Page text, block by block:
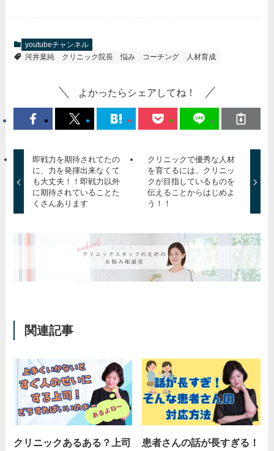
youtubeチャンネル
河井葉純
クリニック院長 悩み コーチング 人材育成
よかったらシェアしてね！
即戦力を期待されてたの
に、力を発揮出来なくて
も大丈夫！！即戦力以外
に期待されていることた
くさんあります
クリニックで優秀な人材
を育てるには、クリニッ
クが目指しているものを
伝えることからはじめよ
う！！
関連記事
クリニックあるある？上司
患者さんの話が長すぎる！